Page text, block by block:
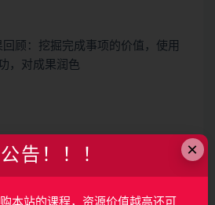
顾：挖掘完成事项的价值，使用
，对成果润色
回顾：问题与挑战、个人成长、团队×
公告！！！
本站的课程，资源价值越高还可